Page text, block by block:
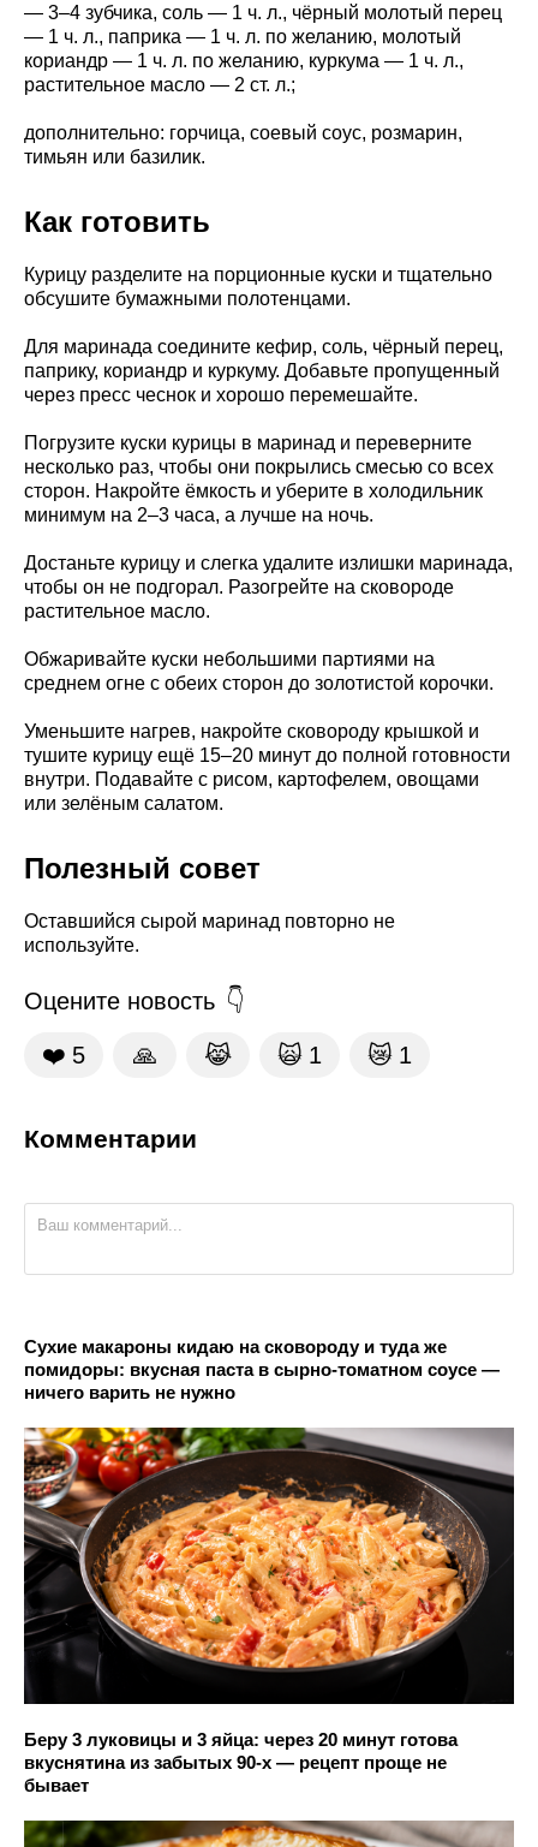
— 3–4 зубчика, соль — 1 ч. л., чёрный молотый перец
— 1 ч. л., паприка — 1 ч. л. по желанию, молотый
кориандр — 1 ч. л. по желанию, куркума — 1 ч. л.,
растительное масло — 2 ст. л.;
дополнительно: горчица, соевый соус, розмарин,
тимьян или базилик.
Как готовить
Курицу разделите на порционные куски и тщательно
обсушите бумажными полотенцами.
Для маринада соедините кефир, соль, чёрный перец,
паприку, кориандр и куркуму. Добавьте пропущенный
через пресс чеснок и хорошо перемешайте.
Погрузите куски курицы в маринад и переверните
несколько раз, чтобы они покрылись смесью со всех
сторон. Накройте ёмкость и уберите в холодильник
минимум на 2–3 часа, а лучше на ночь.
Достаньте курицу и слегка удалите излишки маринада,
чтобы он не подгорал. Разогрейте на сковороде
растительное масло.
Обжаривайте куски небольшими партиями на
среднем огне с обеих сторон до золотистой корочки.
Уменьшите нагрев, накройте сковороду крышкой и
тушите курицу ещё 15–20 минут до полной готовности
внутри. Подавайте с рисом, картофелем, овощами
или зелёным салатом.
Полезный совет
Оставшийся сырой маринад повторно не
используйте.
Оцените новость
❤️ 5 🙏 😹 🙀 1 😿 1
Комментарии
Сухие макароны кидаю на сковороду и туда же
помидоры: вкусная паста в сырно-томатном соусе —
ничего варить не нужно
Беру 3 луковицы и 3 яйца: через 20 минут готова
вкуснятина из забытых 90-х — рецепт проще не
бывает